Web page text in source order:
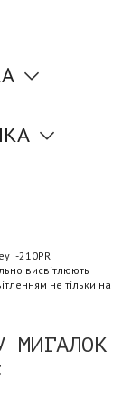
I-210PR
висвітлюють
не тільки на
МИГАЛОК